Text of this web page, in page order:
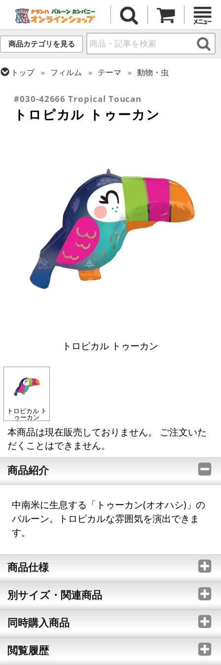
商品カテゴリを見る
トップ フィルム テーマ
動物・虫
#030-42666 Tropical Toucan
トロピカル トゥーカン
トロピカル トゥーカン
トロピカル ト
ゥーカン
本商品は現在販売しておりません。 ご注文いた
だくことはできません。
商品紹介
中南米に生息する「トゥーカン(オオハシ)」の
バルーン。トロピカルな雰囲気を演出できま
す。
商品仕様
別サイズ・関連商品
同時購入商品
閲覧履歴